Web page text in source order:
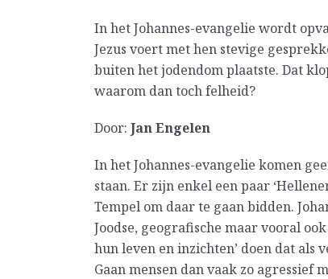
In het Johannes-evangelie wordt
Jezus voert met hen stevige
buiten het jodendom plaatste. Dat
waarom dan toch felheid?
Door: Jan Engelen
In het Johannes-evangelie komen
staan. Er zijn enkel een paar
Tempel om daar te gaan bidden.
Joodse, geografische maar vooral
hun leven en inzichten’ doen dat als
Gaan mensen dan vaak zo agressief